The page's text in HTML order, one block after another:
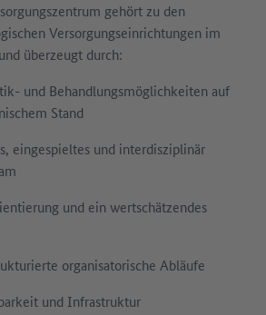
gehört zu den
Versorgungseinrichtungen im
überzeugt durch:
und Behandlungsmöglichkeiten auf
Stand
eingespieltes und interdisziplinär
und ein wertschätzendes
organisatorische Abläufe
und Infrastruktur